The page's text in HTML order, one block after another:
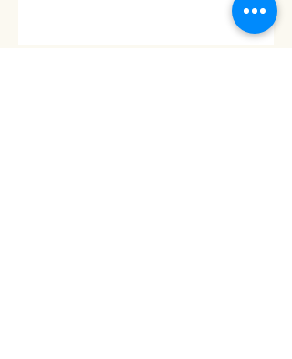
Água, molho de SOJA, açúcar, alho,